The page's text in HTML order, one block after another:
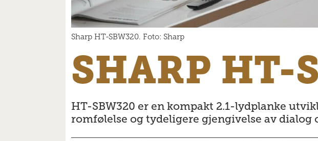
Sharp HT-SBW320. Foto: Sharp
SHARP HT-
HT-SBW320 er en kompakt 2.1-lydplanke
romfølelse og tydeligere gjengivelse av dialog